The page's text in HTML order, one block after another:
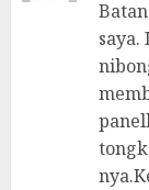
saya.